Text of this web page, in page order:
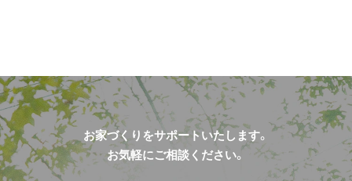
お家づくりをサポートいたします。
お気軽にご相談ください。